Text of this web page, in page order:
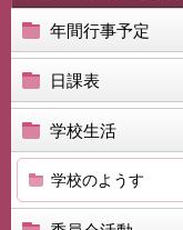
年間行事予定
日課表
学校生活
学校のようす